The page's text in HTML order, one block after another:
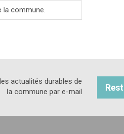
la commune.
actualités durables de
la commune par e-mail